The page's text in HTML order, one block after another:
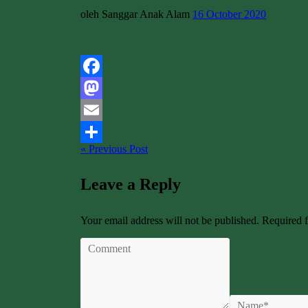
oleh Sanggar Anak Alam 16 October 2020
Facebook
Mastodon
Email
Share
« Previous Post
Leave a Reply
Your email address will not be published. Required